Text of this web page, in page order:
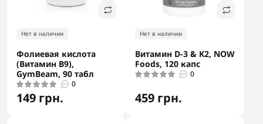
Нет в наличии
Фолиевая кислота
(Витамин B9),
GymBeam, 90 табл
0
149 грн.
Нет в наличии
Витамин D-3 & K2, NOW
Foods, 120 капс
0
459 грн.